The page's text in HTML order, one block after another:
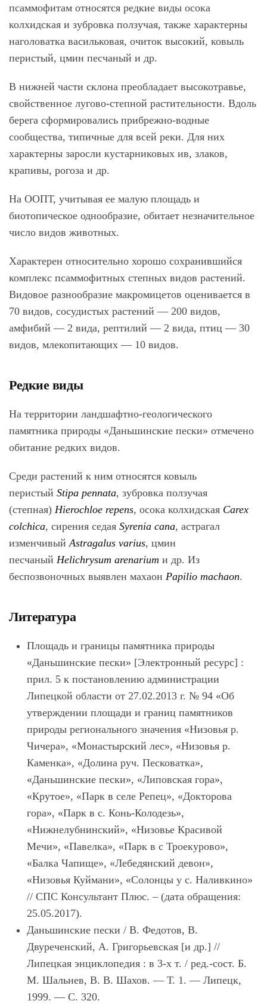
псаммофитам относятся редкие виды осока
колхидская и зубровка ползучая, также характерны
наголоватка васильковая, очиток высокий, ковыль
перистый, цмин песчаный и др.
В нижней части склона преобладает высокотравье,
свойственное лугово-степной растительности. Вдоль
берега сформировались прибрежно-водные
сообщества, типичные для всей реки. Для них
характерны заросли кустарниковых ив, злаков,
крапивы, рогоза и др.
На ООПТ, учитывая ее малую площадь и
биотопическое однообразие, обитает незначительное
число видов животных.
Характерен относительно хорошо сохранившийся
комплекс псаммофитных степных видов растений.
Видовое разнообразие макромицетов оценивается в
70 видов, сосудистых растений — 200 видов,
амфибий — 2 вида, рептилий — 2 вида, птиц — 30
видов, млекопитающих — 10 видов.
Редкие виды
На территории ландшафтно-геологического
памятника природы «Даньшинские пески» отмечено
обитание редких видов.
Среди растений к ним относятся ковыль
перистый Stipa pennata, зубровка ползучая
(степная) Hierochloe repens, осока колхидская Carex
colchica, сирения седая Syrenia сапа, астрагал
изменчивыйAstragalus varius, цмин
песчаный Helichrysum arenarium и др. Из
беспозвоночных выявлен махаон Papilio machaon.
Литература
Площадь и границы памятника природы
«Даньшинские пески» [Электронный ресурс] :
прил. 5 к постановлению администрации
Липецкой области от 27.02.2013 г. № 94 «Об
утверждении площади и границ памятников
природы регионального значения «Низовья р.
Чичера», «Монастырский лес», «Низовья р.
Каменка», «Долина руч. Песковатка»,
«Даньшинские пески», «Липовская гора»,
«Крутое», «Парк в селе Репец», «Докторова
гора», «Парк в с. Конь-Колодезь»,
«Нижнелубнинский», «Низовье Красивой
Мечи», «Павелка», «Парк в с Троекурово»,
«Балка Чапище», «Лебедянский девон»,
«Низовья Куймани», «Солонцы у с. Наливкино»
// СПС Консультант Плюс. – (дата обращения:
25.05.2017).
Даньшинские пески / В. Федотов, В.
Двуреченский, А. Григорьевская [и др.] //
Липецкая энциклопедия : в 3-х т. / ред.-сост. Б.
М. Шальнев, В. В. Шахов. — Т. 1. — Липецк,
1999. — С. 320.